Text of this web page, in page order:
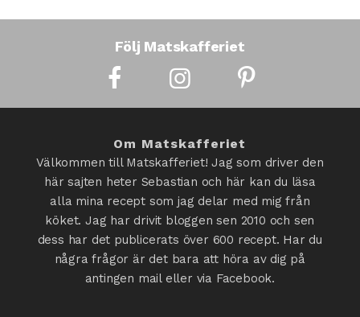
Följ Matskafferiet
Om Matskafferiet
Välkommen till Matskafferiet! Jag som driver den
här sajten heter Sebastian och här kan du läsa
alla mina recept som jag delar med mig från
köket. Jag har drivit bloggen sen 2010 och sen
dess har det publicerats över 600 recept. Har du
några frågor är det bara att höra av dig på
antingen mail eller via Facebook.